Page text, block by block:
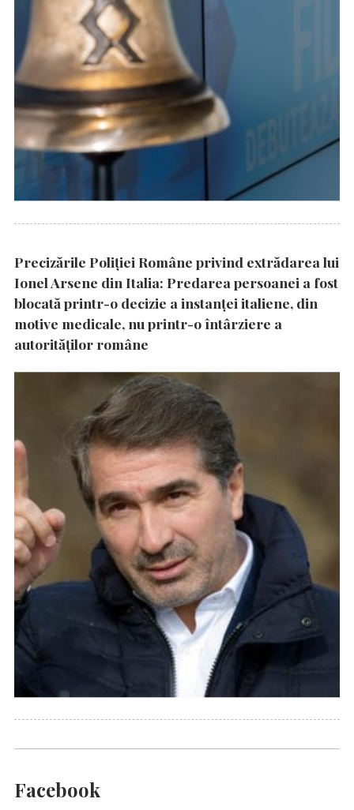
Precizările Poliţiei Române privind extrădarea lui
Ionel Arsene din Italia: Predarea persoanei a fost
blocată printr-o decizie a instanţei italiene, din
motive medicale, nu printr-o întârziere a
autorităţilor române
Facebook